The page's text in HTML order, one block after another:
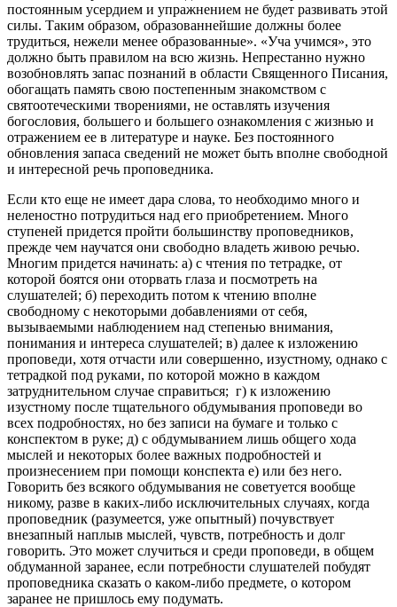
постоянным усердием и упражнением не будет развивать этой
силы. Таким образом, образованнейшие должны более
трудиться, нежели менее образованные». «Уча учимся», это
должно быть правилом на всю жизнь. Непрестанно нужно
возобновлять запас познаний в области Священного Писания,
обогащать память свою постепенным знакомством с
святоотеческими творениями, не оставлять изучения
богословия, большего и большего ознакомления с жизнью и
отражением ее в литературе и науке. Без постоянного
обновления запаса сведений не может быть вполне свободной
и интересной речь проповедника.
Если кто еще не имеет дара слова, то необходимо много и
неленостно потрудиться над его приобретением. Много
ступеней придется пройти большинству проповедников,
прежде чем научатся они свободно владеть живою речью.
Многим придется начинать: а) с чтения по тетрадке, от
которой боятся они оторвать глаза и посмотреть на
слушателей; б) переходить потом к чтению вполне
свободному с некоторыми добавлениями от себя,
вызываемыми наблюдением над степенью внимания,
понимания и интереса слушателей; в) далее к изложению
проповеди, хотя отчасти или совершенно, изустному, однако с
тетрадкой под руками, по которой можно в каждом
затруднительном случае справиться; г) к изложению
изустному после тщательного обдумывания проповеди во
всех подробностях, но без записи на бумаге и только с
конспектом в руке; д) с обдумыванием лишь общего хода
мыслей и некоторых более важных подробностей и
произнесением при помощи конспекта е) или без него.
Говорить без всякого обдумывания не советуется вообще
никому, разве в каких-либо исключительных случаях, когда
проповедник (разумеется, уже опытный) почувствует
внезапный наплыв мыслей, чувств, потребность и долг
говорить. Это может случиться и среди проповеди, в общем
обдуманной заранее, если потребности слушателей побудят
проповедника сказать о каком-либо предмете, о котором
заранее не пришлось ему подумать.